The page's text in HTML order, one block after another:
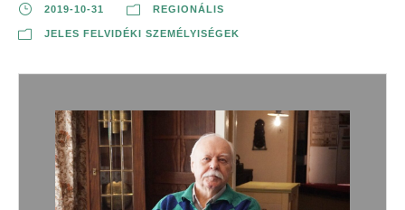
2019-10-31 REGIONÁLIS
JELES FELVIDÉKI SZEMÉLYISÉGEK